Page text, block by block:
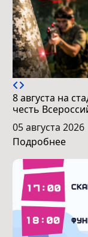
8 августа на
честь
05 августа 2026
Подробнее